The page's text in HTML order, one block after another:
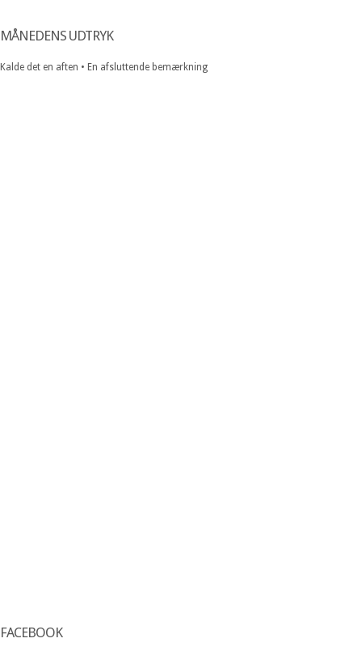
MÅNEDENS UDTRYK
Kalde det en aften • En afsluttende bemærkning
FACEBOOK